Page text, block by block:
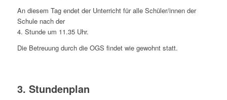
An diesem Tag endet der Unterricht für alle Schüler/innen der
Schule nach der
4. Stunde um 11.35 Uhr.
Die Betreuung durch die OGS findet wie gewohnt statt.
3. Stundenplan